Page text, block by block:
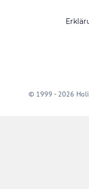
© 1999 - 2026